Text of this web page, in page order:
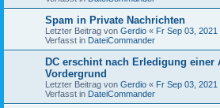
Spam in Private Nachrichten
Letzter Beitrag von Gerdio « Fr Sep 03, 2021
Verfasst in DateiCommander
DC erschint nach Erledigung einer
Vordergrund
Letzter Beitrag von Gerdio « Fr Sep 03, 2021
Verfasst in DateiCommander